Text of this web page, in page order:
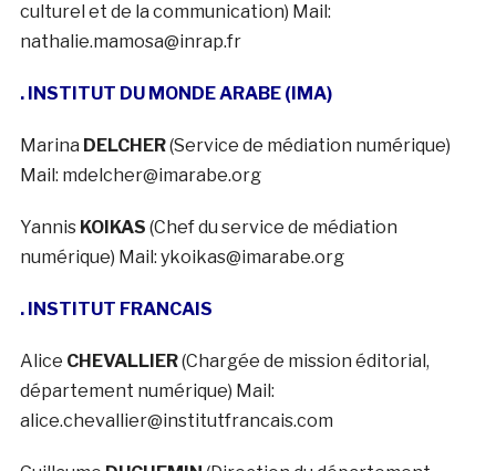
culturel et de la communication) Mail:
nathalie.mamosa@inrap.fr
. INSTITUT DU MONDE ARABE (IMA)
Marina DELCHER(Service de médiation numérique)
Mail: mdelcher@imarabe.org
Yannis KOIKAS (Chef du service de médiation
numérique) Mail: ykoikas@imarabe.org
. INSTITUT FRANCAIS
Alice CHEVALLIER(Chargée de mission éditorial,
département numérique) Mail:
alice.chevallier@institutfrancais.com